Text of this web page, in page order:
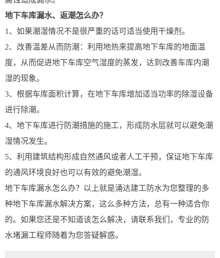
地下车库漏水、返潮怎么办？
1、如果潮湿情况不是很严重的话可适当使用干燥剂。
2、改善温差从而防潮：利用地热来提高地下车库的地面温
度，从而促进地下车库空气湿度的蒸发，达到改善车库内潮
湿的现象。
3、根据车库面积计算，在地下车库增加适当功率的除湿设备
进行除潮。
4、地下车库进行防潮措施的施工，形成防水层就可以避免潮
湿情况发生。
5、利用建筑结构形成自然通风或者人工干预，保证地下车库
的通风环境良好也可以有效的避免潮湿。
地下车库漏水怎么办？以上就是涌达建工 防水为您整理的多
种地下车库漏水解决方案，这么多种方法，总有一种适合你
的。如果您还是不知道该怎么解决，请联系我们，专业的防
水堵漏工程师随着为您答疑解惑。